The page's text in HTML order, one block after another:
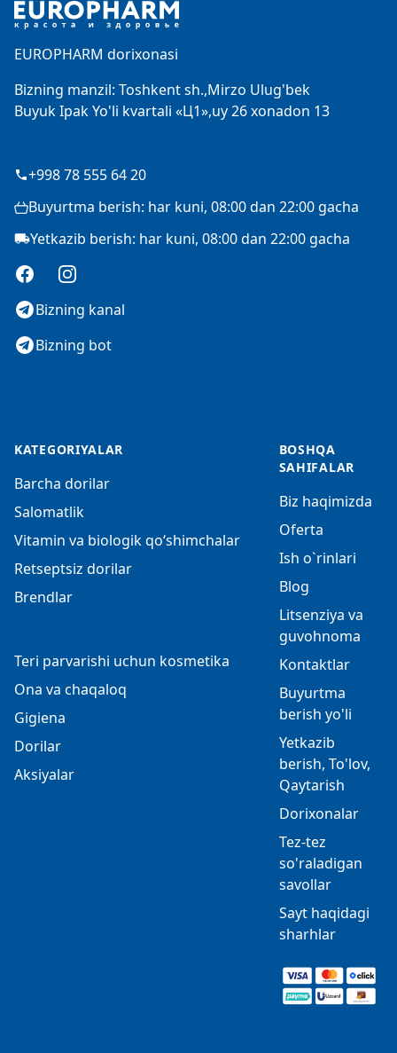
EUROPHARM dorixonasi
Bizning manzil: Toshkent sh.,Mirzo Ulug'bek
Buyuk Ipak Yo'li kvartali «Ц1»,uy 26 xonadon 13
+998 78 555 64 20
Buyurtma berish: har kuni, 08:00 dan 22:00 gacha
Yetkazib berish: har kuni, 08:00 dan 22:00 gacha
FacebookInstagram
Bizning kanal
Bizning bot
KATEGORIYALAR
Barcha dorilar
Salomatlik
Vitamin va biologik qo‘shimchalar
Retseptsiz dorilar
Brendlar
Teri parvarishi uchun kosmetika
Ona va chaqaloq
Gigiena
Dorilar
Aksiyalar
BOSHQA
SAHIFALAR
Biz haqimizda
Oferta
Ish o`rinlari
Blog
Litsenziya va
guvohnoma
Kontaktlar
Buyurtma
berish yo'li
Yetkazib
berish, To'lov,
Qaytarish
Dorixonalar
Tez-tez
so'raladigan
savollar
Sayt haqidagi
sharhlar